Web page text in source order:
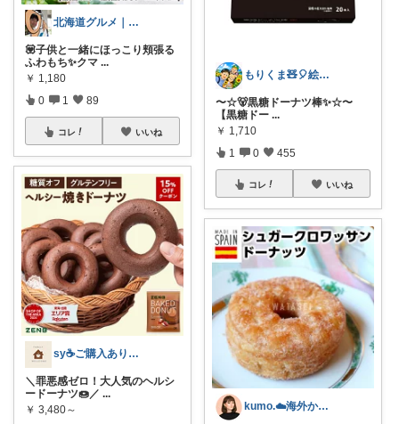
北海道グルメ｜まさ
💟子供と一緒にほっこり頬張る
ふわもち✨クマ ...
￥ 1,180
0 1 89
コレ いいね
sy☕️ご購入ありがとうございます😌
＼罪悪感ゼロ！大人気のヘルシ
ードーナツ🍩／ ...
￥ 3,480～
もりくま🧸🎈絵本・スイーツ・酒他🙇
〜☆🐻黒糖ドーナツ棒✨☆〜
【黒糖ドー ...
￥ 1,710
1 0 455
コレ いいね
kumo.☁️海外かぶれ/経由感謝です♡